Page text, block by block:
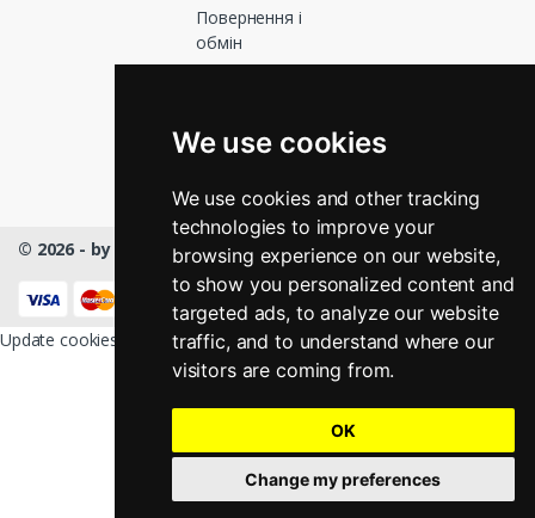
We use cookies
We use cookies and other tracking
technologies to improve your
browsing experience on our website,
to show you personalized content and
targeted ads, to analyze our website
traffic, and to understand where our
visitors are coming from.
OK
Change my preferences
Повернення і
обмін
Графік роботи
нами
Магазини
© 2026 - by Masmart™- All rights Reserved
Update cookies preferences
КНОПКА
ЗВ'ЯЗКУ